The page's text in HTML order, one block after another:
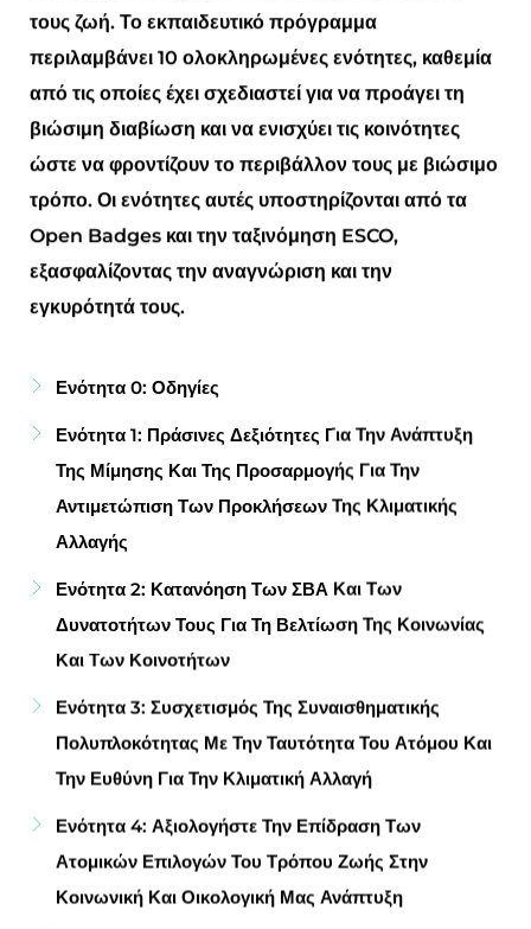
τους ζωή. Το εκπαιδευτικό πρόγραμμα
περιλαμβάνει 10 ολοκληρωμένες ενότητες, καθεμία
από τις οποίες έχει σχεδιαστεί για να προάγει τη
βιώσιμη διαβίωση και να ενισχύει τις κοινότητες
ώστε να φροντίζουν το περιβάλλον τους με βιώσιμο
τρόπο. Οι ενότητες αυτές υποστηρίζονται από τα
Open Badges και την ταξινόμηση ESCO,
εξασφαλίζοντας την αναγνώριση και την
εγκυρότητά τους.
Ενότητα 0: Οδηγίες
Ενότητα 1: Πράσινες Δεξιότητες Για Την Ανάπτυξη
Της Μίμησης Και Της Προσαρμογής Για Την
Αντιμετώπιση Των Προκλήσεων Της Κλιματικής
Αλλαγής
Ενότητα 2: Κατανόηση Των ΣΒΑ Και Των
Δυνατοτήτων Τους Για Τη Βελτίωση Της Κοινωνίας
Και Των Κοινοτήτων
Ενότητα 3: Συσχετισμός Της Συναισθηματικής
Πολυπλοκότητας Με Την Ταυτότητα Του Ατόμου Και
Την Ευθύνη Για Την Κλιματική Αλλαγή
Ενότητα 4: Αξιολογήστε Την Επίδραση Των
Ατομικών Επιλογών Του Τρόπου Ζωής Στην
Κοινωνική Και Οικολογική Μας Ανάπτυξη